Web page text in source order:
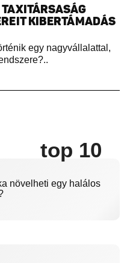
KIBERTÁMADÁS
egy nagyvállalattal,
top 10
növelheti egy halálos